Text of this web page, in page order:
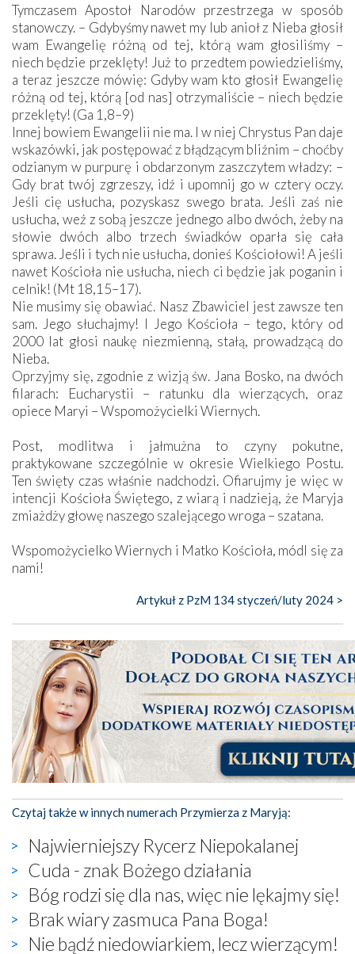
Tymczasem Apostoł Narodów przestrzega w sposób
stanowczy. – Gdybyśmy nawet my lub anioł z Nieba głosił
wam Ewangelię różną od tej, którą wam głosiliśmy –
niech będzie przeklęty! Już to przedtem powiedzieliśmy,
a teraz jeszcze mówię: Gdyby wam kto głosił Ewangelię
różną od tej, którą [od nas] otrzymaliście – niech będzie
przeklęty! (Ga 1,8–9)
Innej bowiem Ewangelii nie ma. I w niej Chrystus Pan daje
wskazówki, jak postępować z błądzącym bliźnim – choćby
odzianym w purpurę i obdarzonym zaszczytem władzy: –
Gdy brat twój zgrzeszy, idź i upomnij go w cztery oczy.
Jeśli cię usłucha, pozyskasz swego brata. Jeśli zaś nie
usłucha, weź z sobą jeszcze jednego albo dwóch, żeby na
słowie dwóch albo trzech świadków oparła się cała
sprawa. Jeśli i tych nie usłucha, donieś Kościołowi! A jeśli
nawet Kościoła nie usłucha, niech ci będzie jak poganin i
celnik! (Mt 18,15–17).
Nie musimy się obawiać. Nasz Zbawiciel jest zawsze ten
sam. Jego słuchajmy! I Jego Kościoła – tego, który od
2000 lat głosi naukę niezmienną, stałą, prowadzącą do
Nieba.
Oprzyjmy się, zgodnie z wizją św. Jana Bosko, na dwóch
filarach: Eucharystii – ratunku dla wierzących, oraz
opiece Maryi – Wspomożycielki Wiernych.
Post, modlitwa i jałmużna to czyny pokutne,
praktykowane szczególnie w okresie Wielkiego Postu.
Ten święty czas właśnie nadchodzi. Ofiarujmy je więc w
intencji Kościoła Świętego, z wiarą i nadzieją, że Maryja
zmiażdży głowę naszego szalejącego wroga – szatana.
Wspomożycielko Wiernych i Matko Kościoła, módl się za
nami!
Artykuł z PzM 134 styczeń/luty 2024 >
Czytaj także w innych numerach Przymierza z Maryją:
Najwierniejszy Rycerz Niepokalanej
Cuda - znak Bożego działania
Bóg rodzi się dla nas, więc nie lękajmy się!
Brak wiary zasmuca Pana Boga!
Nie bądź niedowiarkiem, lecz wierzącym!